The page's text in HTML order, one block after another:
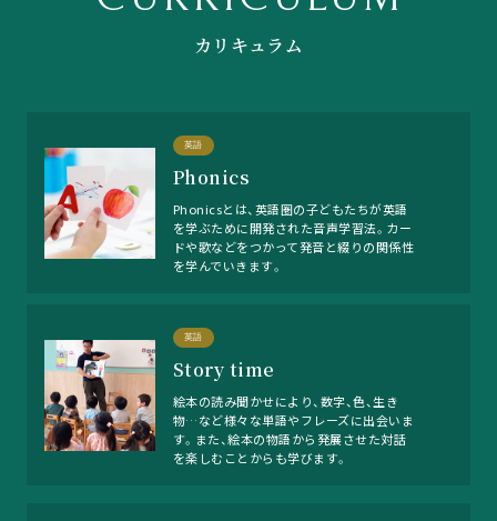
カリキュラム
英語
Phonics
Phonicsとは、英語圏の子どもたちが英語
を学ぶために開発された音声学習法。カー
ドや歌などをつかって発音と綴りの関係性
を学んでいきます。
英語
Story time
絵本の読み聞かせにより、数字、色、生き
物…など様々な単語やフレーズに出会いま
す。また、絵本の物語から発展させた対話
を楽しむことからも学びます。